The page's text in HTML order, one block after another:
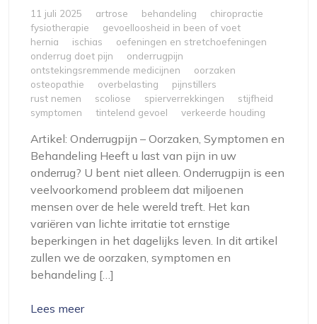
11 juli 2025 artrose behandeling
chiropractie
fysiotherapie
gevoelloosheid in been of voet
hernia
ischias
oefeningen en stretchoefeningen
onderrug doet pijn
onderrugpijn
ontstekingsremmende medicijnen
oorzaken
osteopathie
overbelasting
pijnstillers
rust nemen
scoliose spierverrekkingen
stijfheid
symptomen
tintelend gevoel verkeerde houding
Artikel: Onderrugpijn – Oorzaken, Symptomen en
Behandeling Heeft u last van pijn in uw
onderrug? U bent niet alleen. Onderrugpijn is een
veelvoorkomend probleem dat miljoenen
mensen over de hele wereld treft. Het kan
variëren van lichte irritatie tot ernstige
beperkingen in het dagelijks leven. In dit artikel
zullen we de oorzaken, symptomen en
behandeling […]
Lees meer